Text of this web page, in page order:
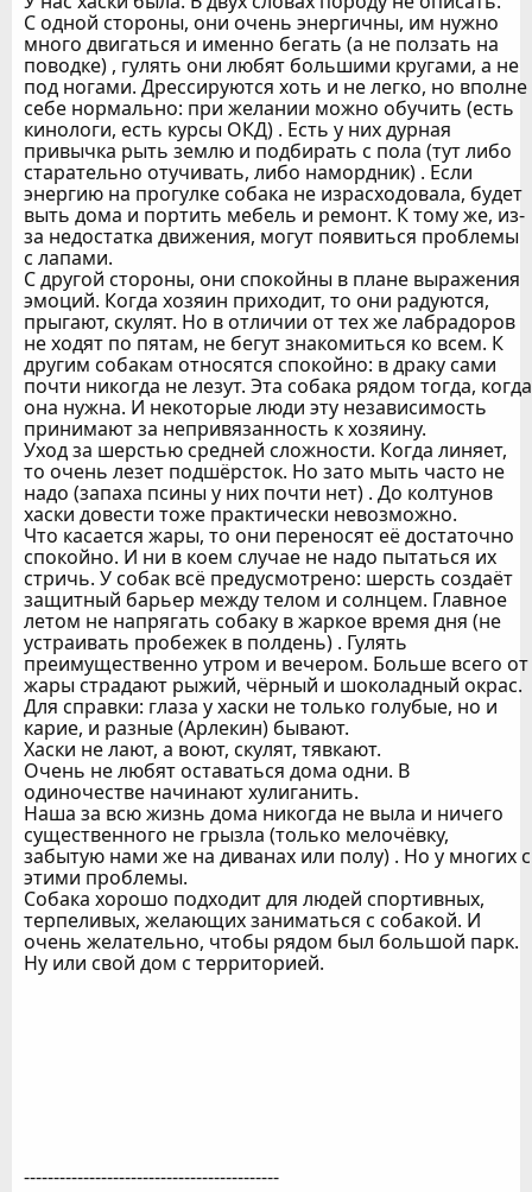
С одной стороны, они очень энергичны, им нужно
много двигаться и именно бегать (а не ползать на
поводке) , гулять они любят большими кругами, а не
под ногами. Дрессируются хоть и не легко, но вполне
себе нормально: при желании можно обучить (есть
кинологи, есть курсы ОКД) . Есть у них дурная
привычка рыть землю и подбирать с пола (тут либо
старательно отучивать, либо намордник) . Если
энергию на прогулке собака не израсходовала, будет
выть дома и портить мебель и ремонт. К тому же, из-
за недостатка движения, могут появиться проблемы
с лапами.
С другой стороны, они спокойны в плане выражения
эмоций. Когда хозяин приходит, то они радуются,
прыгают, скулят. Но в отличии от тех же лабрадоров
не ходят по пятам, не бегут знакомиться ко всем. К
другим собакам относятся спокойно: в драку сами
почти никогда не лезут. Эта собака рядом тогда, когда
она нужна. И некоторые люди эту независимость
принимают за непривязанность к хозяину.
Уход за шерстью средней сложности. Когда линяет,
то очень лезет подшёрсток. Но зато мыть часто не
надо (запаха псины у них почти нет) . До колтунов
хаски довести тоже практически невозможно.
Что касается жары, то они переносят её достаточно
спокойно. И ни в коем случае не надо пытаться их
стричь. У собак всё предусмотрено: шерсть создаёт
защитный барьер между телом и солнцем. Главное
летом не напрягать собаку в жаркое время дня (не
устраивать пробежек в полдень) . Гулять
преимущественно утром и вечером. Больше всего от
жары страдают рыжий, чёрный и шоколадный окрас.
Для справки: глаза у хаски не только голубые, но и
карие, и разные (Арлекин) бывают.
Хаски не лают, а воют, скулят, тявкают.
Очень не любят оставаться дома одни. В
одиночестве начинают хулиганить.
Наша за всю жизнь дома никогда не выла и ничего
существенного не грызла (только мелочёвку,
забытую нами же на диванах или полу) . Но у многих с
этими проблемы.
Собака хорошо подходит для людей спортивных,
терпеливых, желающих заниматься с собакой. И
очень желательно, чтобы рядом был большой парк.
Ну или свой дом с территорией.
-------------------------------------------